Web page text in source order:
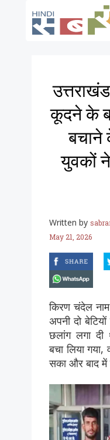
कूदने के
बचाने
युवकों
Written by
May 21, 2026
किरण चंदेल
अपनी दो
छलांग लगा दी
बचा लिया गया,
सका और बाद में